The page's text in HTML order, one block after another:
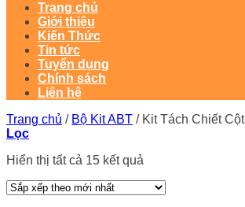
Trang chủ
Giới thiệu
Kiến Thức
Tin tức
Tuyển dụng
Chính sách
Liên hệ
Trang chủ / Bộ Kit ABT /Kit Tách Chiết Cột
Lọc
Hiển thị tất cả 15 kết quả
xếp